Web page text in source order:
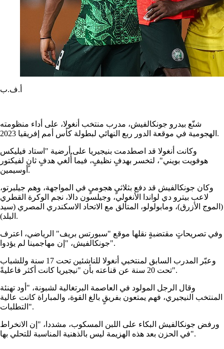
أ.ف.ب
شنّع بيدرو جونكالفيش، مدرب منتخب أنغولا، على أداء منظومته
الهجومية في موقعة الدور ربع النهائي لبطولة كأس أمم إفريقيا 2023.
وكانت أنغولا قد اصطدمت بنيجيريا على أرضية "استاد فيليكس
هوفويت بويني"، لتخسر بهدفٍ نظيفٍ، فيما أُلغي هدفٍ ثانٍ لفيكتور
أوسيمين.
وكان جونكالفيش قد دفع بثلاثيٍ هجوميٍ في المواجهة، وهم جيلبرتو،
لاعب بيترو دي لواندا الأنغولي، وجيلسون دالا، نجم الوكرة القطري
(الموج الأزرق)، ومابولولو، المتألق مع الاتحاد الاسكندري المصري (سيد
البلد).
وفي تصريحاتٍ مقتضبةٍ نقلها موقع "سبورتس بريف" الرياضي، اعترف
جونكالفيش، "إن مهاجمينا لم يؤدوا".
وعبّر المدرب السابق لمنتخبي أنغولا للناشئين تحت 17 سنة وللشباب
تحت 20 سنة عن قناعته بأن "نيجيريا كانت أكثر فاعليةً".
وقال الرجل المولود في العاصمة البرتغالية لشبونة، "أود تهنئة
المنتخب النيجيري، فهم يمتعون بفريقٍ بالغ القوة، والمباراة كانت عالية
التطلبات".
ورفض جونكالفيش البكاء على اللبن المسكوب، مشددا، "إن الانخراط
في الحزن بعد هذه الهزيمة ليس بالذهنية المناسبة للتحلي بها".